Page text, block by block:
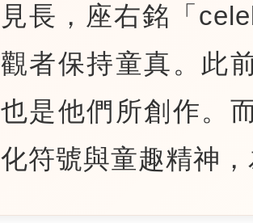
見長，座右銘「
觀者保持童真。此
也是他們所創作。
化符號與童趣精神